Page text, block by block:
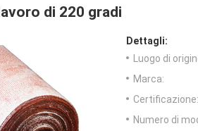
di 220 gradi
Dettagli:
Luogo di
Marca:
Certificazione:
Numero di